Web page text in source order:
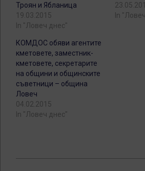
Троян и Ябланица
19.03.2015
In "Ловеч днес"
In
КОМДОС обяви агентите
кметовете, заместник-
кметовете, секретарите
на общини и общинските
съветници – община
Ловеч
04.02.2015
In "Ловеч днес"